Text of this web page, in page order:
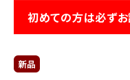
初めての方は必ずお